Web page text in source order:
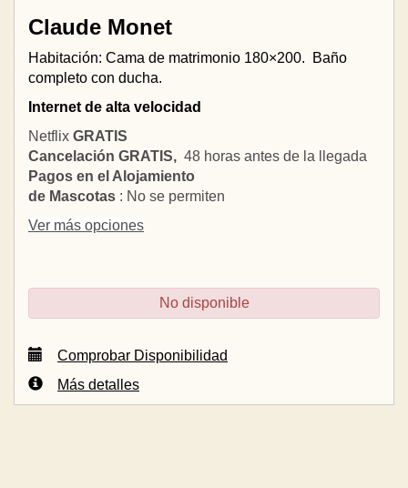
Claude Monet
Habitación: Cama de matrimonio 180×200.
Baño
completo con ducha.
Internet de alta velocidad
Netflix GRATIS
Cancelación GRATIS, 48 horas antes de la llegada
Pagos en el Alojamiento
de Mascotas : No se permiten
Ver más opciones
No disponible
Comprobar Disponibilidad
Más detalles